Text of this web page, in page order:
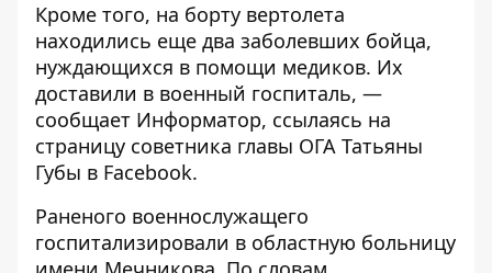
Кроме того, на борту вертолета
находились еще два заболевших бойца,
нуждающихся в помощи медиков. Их
доставили в военный госпиталь, —
сообщает Информатор, ссылаясь на
страницу советника главы ОГА Татьяны
Губы в Facebook.
Раненого военнослужащего
госпитализировали в областную больницу